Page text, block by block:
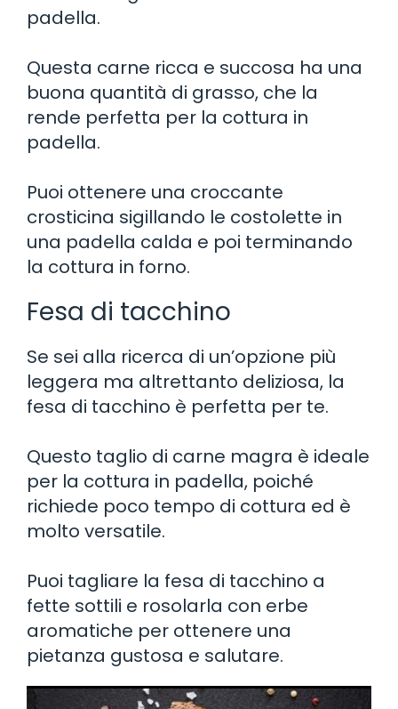
padella.
Questa carne ricca e succosa ha una
buona quantità di grasso, che la
rende perfetta per la cottura in
padella.
Puoi ottenere una croccante
crosticina sigillando le costolette in
una padella calda e poi terminando
la cottura in forno.
Fesa di tacchino
Se sei alla ricerca di un’opzione più
leggera ma altrettanto deliziosa, la
fesa di tacchino è perfetta per te.
Questo taglio di carne magra è ideale
per la cottura in padella, poiché
richiede poco tempo di cottura ed è
molto versatile.
Puoi tagliare la fesa di tacchino a
fette sottili e rosolarla con erbe
aromatiche per ottenere una
pietanza gustosa e salutare.